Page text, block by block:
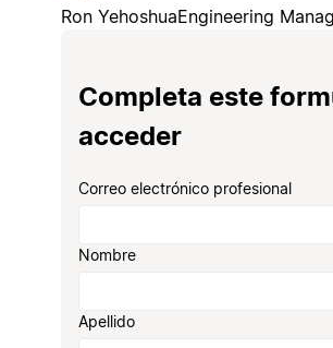
Ron YehoshuaEngineering
Completa este
acceder
Correo electrónico profesional
Nombre
Apellido